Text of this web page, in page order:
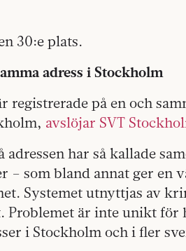
30:e plats.
adress i Stockholm
registrerade på en och
avslöjar SVT
adressen har så kallade
– som bland annat ger en
Systemet utnyttjas av
Problemet är inte unikt för
i Stockholm och i fler